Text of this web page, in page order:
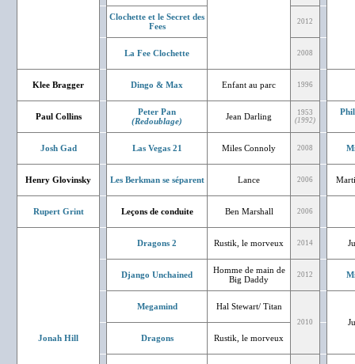
Clochette et le Secret des
Fees
2012
La Fee Clochette 2008
Klee Bragger Dingo & Max Enfant au parc 1996
Paul Collins
Peter Pan
(Redoublage)
Jean Darling
1953
(1992)
Josh Gad Las Vegas 21 Miles Connoly 2008
Henry Glovinsky Les Berkman se séparent Lance 2006
Rupert Grint Leçons de conduite Ben Marshall 2006
Jonah Hill
Dragons 2 Rustik, le morveux 2014
Django Unchained
Homme de main de
Big Daddy
2012
Megamind Hal Stewart/ Titan
2010
Dragons
Rustik, le morveux